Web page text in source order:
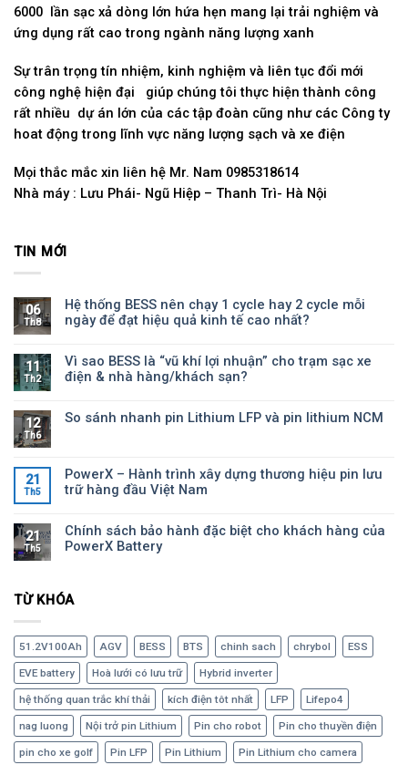
6000 lần sạc xả dòng lớn hứa hẹn mang lại trải nghiệm và
ứng dụng rất cao trong ngành năng lượng xanh
Sự trân trọng tín nhiệm, kinh nghiệm và liên tục đổi mới
công nghệ hiện đại giúp chúng tôi thực hiện thành công
rất nhiều dự án lớn của các tập đoàn cũng như các Công ty
hoat động trong lĩnh vực năng lượng sạch và xe điện
Mọi thắc mắc xin liên hệ Mr. Nam 0985318614
Nhà máy : Lưu Phái- Ngũ Hiệp – Thanh Trì- Hà Nội
TIN MỚI
06
Th8
Hệ thống BESS nên chạy 1 cycle hay 2 cycle mỗi
ngày để đạt hiệu quả kinh tế cao nhất?
11
Th2
Vì sao BESS là “vũ khí lợi nhuận” cho trạm sạc xe
điện & nhà hàng/khách sạn?
12
Th6
So sánh nhanh pin Lithium LFP và pin lithium NCM
21
Th5
PowerX – Hành trình xây dựng thương hiệu pin lưu
trữ hàng đầu Việt Nam
21
Th5
Chính sách bảo hành đặc biệt cho khách hàng của
PowerX Battery
TỪ KHÓA
51.2V100Ah AGV BESS BTS chinh sach chrybol ESS
EVE battery Hoà lưới có lưu trữ Hybrid inverter
hệ thống quan trắc khí thải kích điện tôt nhất LFP Lifepo4
nag luong Nội trở pin Lithium Pin cho robot Pin cho thuyền điện
pin cho xe golf Pin LFP Pin Lithium Pin Lithium cho camera